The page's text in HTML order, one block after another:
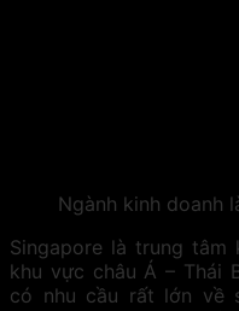
Ngành kinh doanh
Singapore là trung
khu vực châu Á – Thái
có nhu cầu rất lớn về